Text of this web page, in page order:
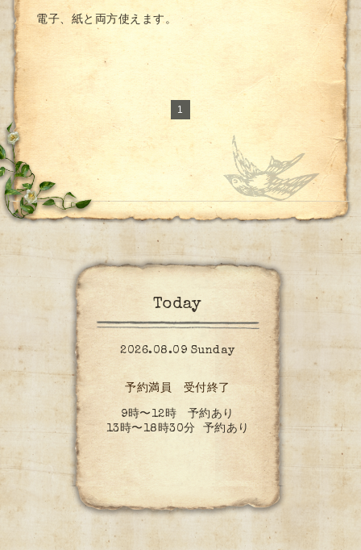
電子、紙と両方使えます。
1
Today
2026.08.09 Sunday
予約満員 受付終了
9時〜12時 予約あり
13時〜18時30分 予約あり